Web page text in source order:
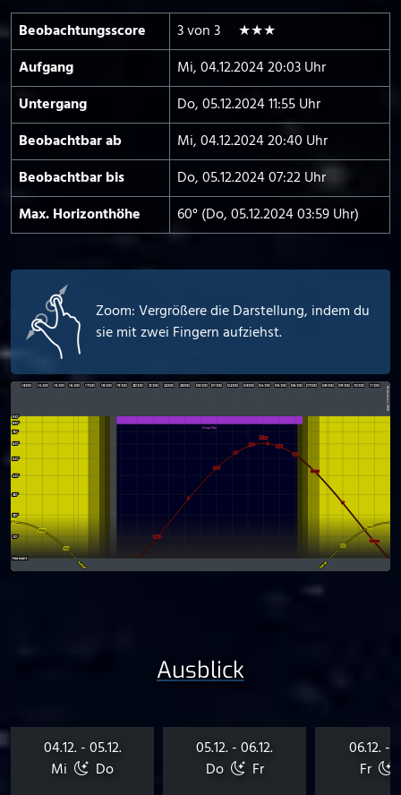
Beobachtungs­score
3 von 3 ★★★
Aufgang
Mi, 04.12.2024 20:03 Uhr
Untergang
Do, 05.12.2024 11:55 Uhr
Beobachtbar ab
Mi, 04.12.2024 20:40 Uhr
Beobachtbar bis
Do, 05.12.2024 07:22 Uhr
Max. Horizont­höhe
60° (Do, 05.12.2024 03:59 Uhr)
Zoom: Vergrößere die Darstellung, indem du
sie mit zwei Fingern aufziehst.
Ausblick
04.12. - 05.12.
Mi
Do
05.12. - 06.12.
Do
Fr
06.12. -
Fr